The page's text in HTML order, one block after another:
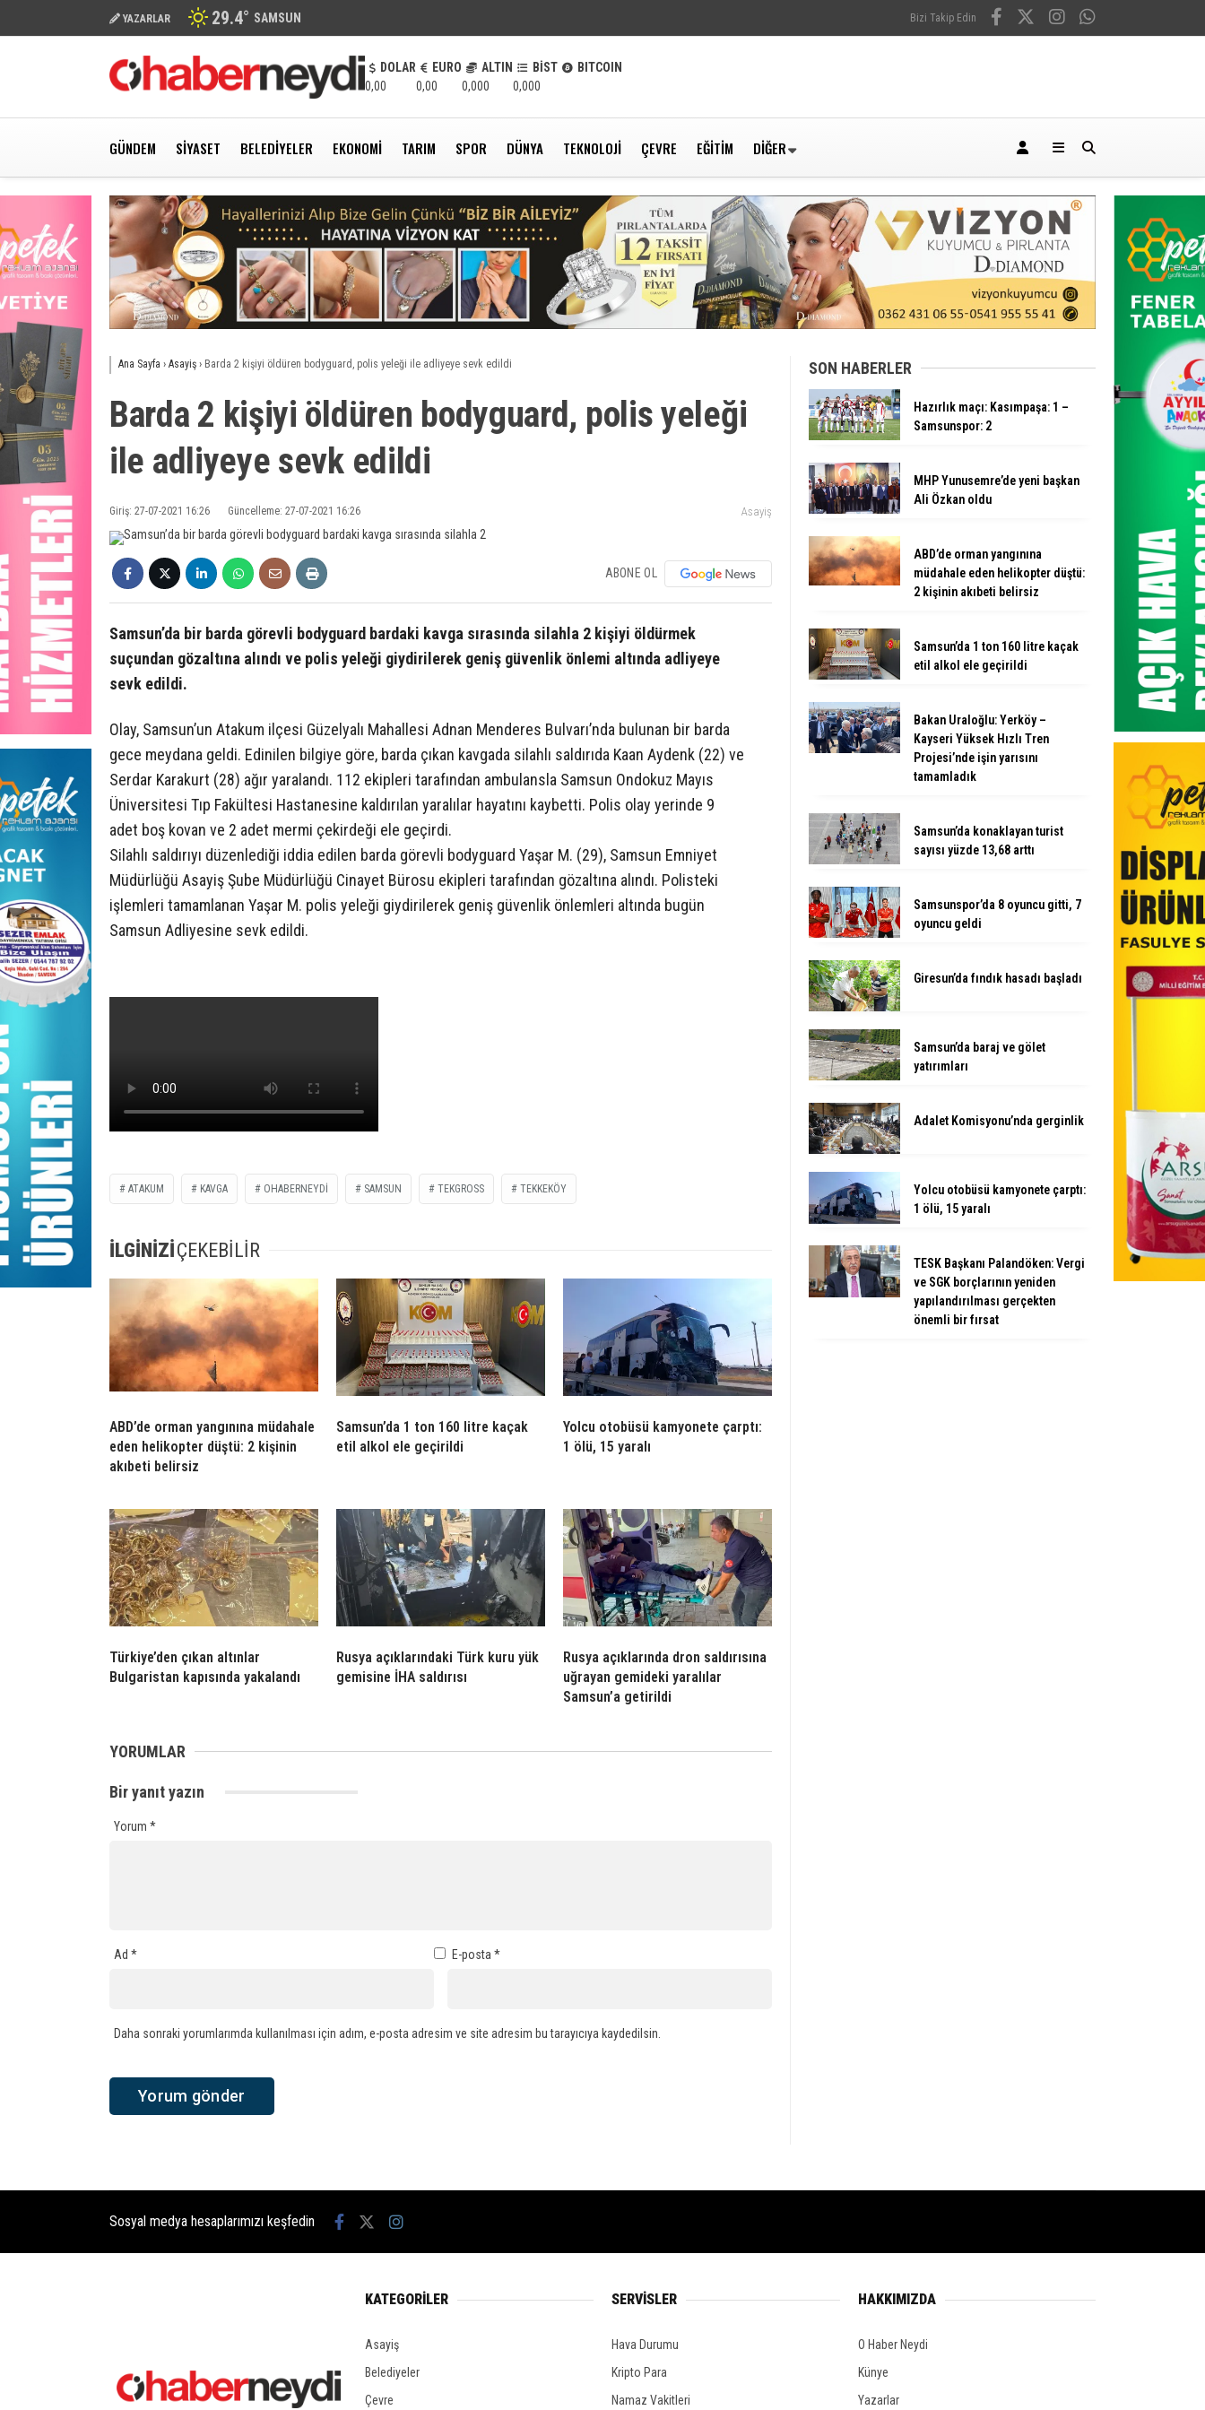
YAZARLAR 29.4° SAMSUN Bizi Takip Edin
DOLAR
0,00
EURO
0,00
ALTIN
0,000
BİST
0,000
BITCOIN
GÜNDEM SIYASET BELEDIYELER EKONOMI TARIM SPOR DÜNYA TEKNOLOJI ÇEVRE EĞITIM DIĞER
Ana Sayfa › Asayiş › Barda 2 kişiyi öldüren bodyguard, polis yeleği ile adliyeye sevk edildi
Barda 2 kişiyi öldüren bodyguard, polis yeleği
ile adliyeye sevk edildi
Giriş: 27-07-2021 16:26 Güncelleme: 27-07-2021 16:26 Asayiş
ABONE OL
Samsun’da bir barda görevli bodyguard bardaki kavga sırasında silahla 2 kişiyi öldürmek
suçundan gözaltına alındı ve polis yeleği giydirilerek geniş güvenlik önlemi altında adliyeye
sevk edildi.
Olay, Samsun’un Atakum ilçesi Güzelyalı Mahallesi Adnan Menderes Bulvarı’nda bulunan bir barda
gece meydana geldi. Edinilen bilgiye göre, barda çıkan kavgada silahlı saldırıda Kaan Aydenk (22) ve
Serdar Karakurt (28) ağır yaralandı. 112 ekipleri tarafından ambulansla Samsun Ondokuz Mayıs
Üniversitesi Tıp Fakültesi Hastanesine kaldırılan yaralılar hayatını kaybetti. Polis olay yerinde 9
adet boş kovan ve 2 adet mermi çekirdeği ele geçirdi.
Silahlı saldırıyı düzenlediği iddia edilen barda görevli bodyguard Yaşar M. (29), Samsun Emniyet
Müdürlüğü Asayiş Şube Müdürlüğü Cinayet Bürosu ekipleri tarafından gözaltına alındı. Polisteki
işlemleri tamamlanan Yaşar M. polis yeleği giydirilerek geniş güvenlik önlemleri altında bugün
Samsun Adliyesine sevk edildi.
ATAKUM KAVGA OHABERNEYDİ SAMSUN TEKGROSS TEKKEKÖY
İLGİNİZİÇEKEBİLİR
ABD’de orman yangınına müdahale
eden helikopter düştü: 2 kişinin
akıbeti belirsiz
Samsun’da 1 ton 160 litre kaçak
etil alkol ele geçirildi
Yolcu otobüsü kamyonete çarptı:
1 ölü, 15 yaralı
Türkiye’den çıkan altınlar
Bulgaristan kapısında yakalandı
Rusya açıklarındaki Türk kuru yük
gemisine İHA saldırısı
Rusya açıklarında dron saldırısına
uğrayan gemideki yaralılar
Samsun’a getirildi
YORUMLAR
Bir yanıt yazın
Yorum *
Ad * E-posta *
Daha sonraki yorumlarımda kullanılması için adım, e-posta adresim ve site adresim bu tarayıcıya kaydedilsin.
SON HABERLER
Hazırlık maçı: Kasımpaşa: 1 –
Samsunspor: 2
MHP Yunusemre’de yeni başkan
Ali Özkan oldu
ABD’de orman yangınına
müdahale eden helikopter düştü:
2 kişinin akıbeti belirsiz
Samsun’da 1 ton 160 litre kaçak
etil alkol ele geçirildi
Bakan Uraloğlu: Yerköy –
Kayseri Yüksek Hızlı Tren
Projesi’nde işin yarısını
tamamladık
Samsun’da konaklayan turist
sayısı yüzde 13,68 arttı
Samsunspor’da 8 oyuncu gitti, 7
oyuncu geldi
Giresun’da fındık hasadı başladı
Samsun’da baraj ve gölet
yatırımları
Adalet Komisyonu’nda gerginlik
Yolcu otobüsü kamyonete çarptı:
1 ölü, 15 yaralı
TESK Başkanı Palandöken: Vergi
ve SGK borçlarının yeniden
yapılandırılması gerçekten
önemli bir fırsat
Sosyal medya hesaplarımızı keşfedin
KATEGORİLER
Asayiş
Belediyeler
Çevre
SERVİSLER
Hava Durumu
Kripto Para
Namaz Vakitleri
HAKKIMIZDA
O Haber Neydi
Künye
Yazarlar